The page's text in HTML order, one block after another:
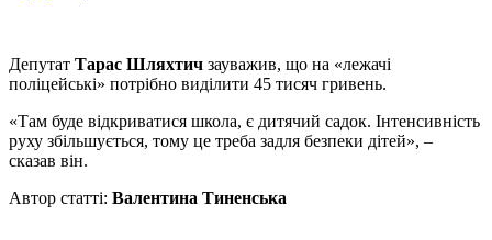
Депутат Тарас Шляхтич зауважив, що на «лежачі
поліцейські» потрібно виділити 45 тисяч гривень.
«Там буде відкриватися школа, є дитячий садок. Інтенсивність
руху збільшується, тому це треба задля безпеки дітей», –
сказав він.
Автор статті: Валентина Тиненська